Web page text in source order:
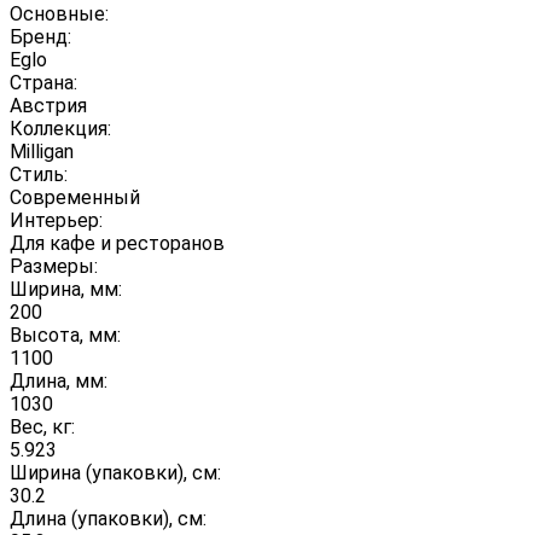
Основные:
Бренд:
Eglo
Страна:
Австрия
Коллекция:
Milligan
Стиль:
Современный
Интерьер:
Для кафе и ресторанов
Размеры:
Ширина, мм:
200
Высота, мм:
1100
Длина, мм:
1030
Вес, кг:
5.923
Ширина (упаковки), см:
30.2
Длина (упаковки), см: